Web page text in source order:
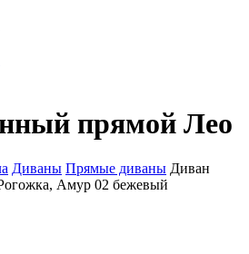
прямой Лео
Диваны Прямые диваны Диван
Амур 02 бежевый